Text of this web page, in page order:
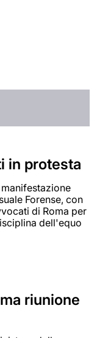
in protesta
Forense, con
di Roma per
dell'equo
riunione